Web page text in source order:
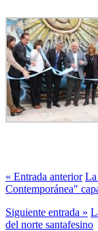
« Entrada anterior La
Contemporánea"
Siguiente entrada »
del norte santafesino